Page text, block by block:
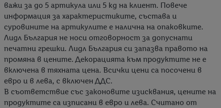
важи за до 5 артикула или 5 kg на клиент. Повече
информация за характеристиките, състава и
суровините на артикулите е налична на опаковките.
Лидл България не носи отговорност за допуснати
печатни грешки. Лидл България си запазва правото на
промяна в цените. Декорацията към продуктите не е
включена в тяхната цена. Всички цени са посочени в
евро и в лева, с включен ДДС.
В съответствие със законовите изисквания, цените на
продуктите са изписани в евро и лева. Считано от